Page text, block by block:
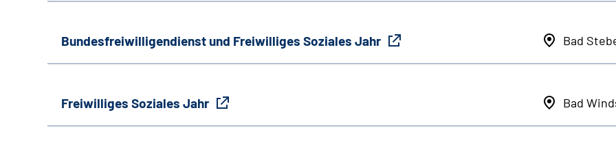
Bundesfreiwilligendienst und Freiwilliges Soziales Jahr Bad
Freiwilliges Soziales Jahr Bad